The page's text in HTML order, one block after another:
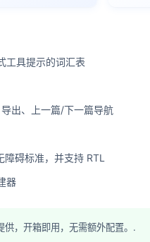
工具提示的词汇表
出、上一篇/下一篇导航
碍标准，并支持 RTL
器
供，开箱即用，无需额外配置。.